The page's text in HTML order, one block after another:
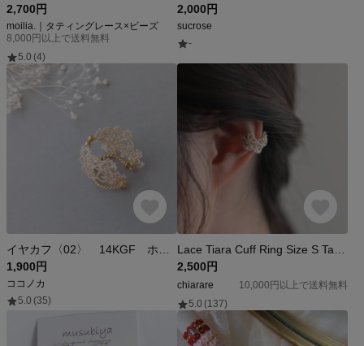
2,700円
moilia.｜タティングレース×ビーズ
8,000円以上で送料無料
5.0 (4)
2,000円
sucrose
-
1,900円
ココノカ
5.0 (35)
2,500円
chiarare
10,000円以上で送料無料
5.0 (137)